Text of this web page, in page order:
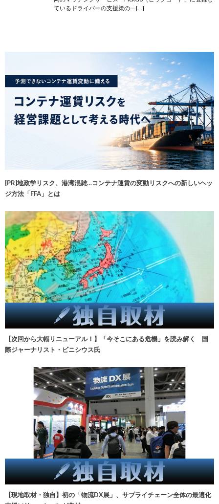
ているドライバーの支援策の一[…]
[PR]地政学リスク、港湾混雑…コンテナ運賃の変動リスクへの新しいヘッ
ジ方法「FFA」とは
【次回から大幅リニューアル！】「今そこにある危機」を読み解く 国
際ジャーナリスト・ビニシウス氏
【現地取材・独自】初の「物流DX展」、サプライチェーン全体の最適化